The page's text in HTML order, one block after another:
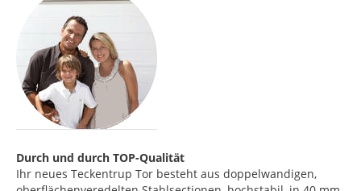
Durch und durch TOP-Qualität
Ihr neues Teckentrup Tor besteht aus doppelwandigen,